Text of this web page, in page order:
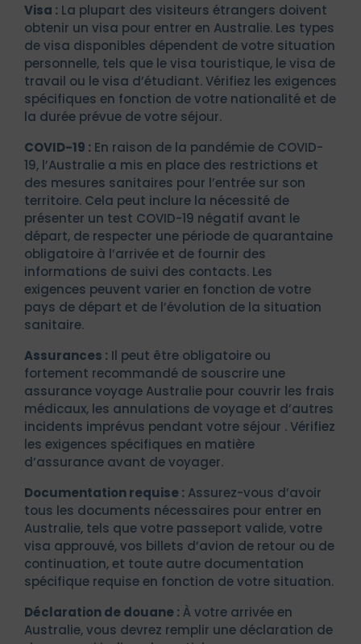
Visa : La plupart des visiteurs étrangers doivent
obtenir un visa pour entrer en Australie. Les types
de visa disponibles dépendent de votre situation
personnelle, tels que le visa touristique, le visa de
travail ou le visa d’étudiant. Vérifiez les exigences
spécifiques en fonction de votre nationalité et de
la durée prévue de votre séjour.
COVID-19 : En raison de la pandémie de COVID-
19, l’Australie a mis en place des restrictions et
des mesures sanitaires pour l’entrée sur son
territoire. Cela peut inclure la nécessité de
présenter un test COVID-19 négatif avant le
départ, de respecter une période de quarantaine
obligatoire à l’arrivée et de fournir des
informations de suivi des contacts. Les
exigences peuvent varier en fonction de votre
pays de départ et de l’évolution de la situation
sanitaire.
Assurances : Il peut être obligatoire ou
fortement recommandé de souscrire une
assurance voyage Australie pour couvrir les frais
médicaux, les annulations de voyage et d’autres
incidents imprévus pendant votre séjour . Vérifiez
les exigences spécifiques en matière
d’assurance avant de voyager.
Documentation requise : Assurez-vous d’avoir
tous les documents nécessaires pour entrer en
Australie, tels que votre passeport valide, votre
visa approuvé, vos billets d’avion de retour ou de
continuation, et toute autre documentation
spécifique requise en fonction de votre situation.
Déclaration de douane :À votre arrivée en
Australie, vous devrez remplir une déclaration de